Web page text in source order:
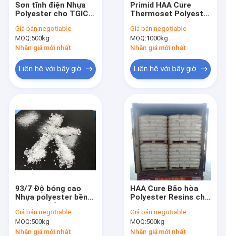
Sơn tĩnh điện Nhựa
Polyester cho TGIC
trộn linh hoạt tuyệt
vời NH8305
Giá bán:negotiable
MOQ:500kg
Nhận giá mới nhất
Liên hệ với bây giờ
Primid HAA Cure
Thermoset Polyester
Class Anti Yellowing
Giá bán:negotiable
MOQ:1000kg
Nhận giá mới nhất
Liên hệ với bây giờ
93/7 Độ bóng cao
Nhựa polyester bền
để sơn tĩnh điện
TGIC Cure
Giá bán:negotiable
MOQ:500kg
Nhận giá mới nhất
HAA Cure Bão hòa
Polyester Resins cho
Coating 95/5
Giá bán:negotiable
MOQ:500kg
Nhận giá mới nhất